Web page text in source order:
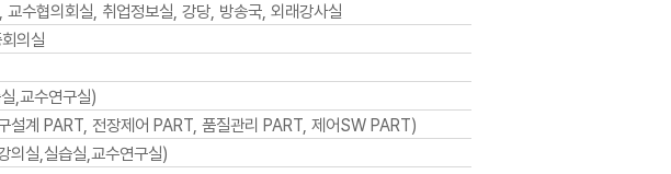
교수협의회실, 취업정보실, 강당, 방송국, 외래강사실
의실
,교수연구실)
설계 PART, 전장제어 PART, 품질관리 PART, 제어SW PART)
의실,실습실,교수연구실)